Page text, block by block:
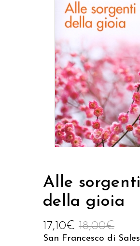
Alle sorgenti
della gioia
18,00€
17,10€
San Francesco di Sales